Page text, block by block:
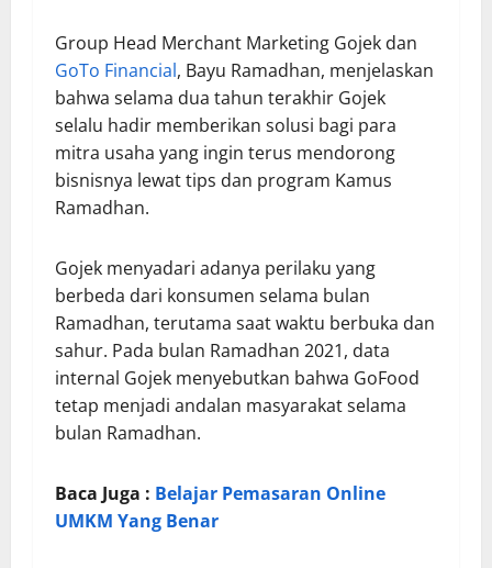
Group Head Merchant Marketing Gojek dan
GoTo Financial, Bayu Ramadhan, menjelaskan
bahwa selama dua tahun terakhir Gojek
selalu hadir memberikan solusi bagi para
mitra usaha yang ingin terus mendorong
bisnisnya lewat tips dan program Kamus
Ramadhan.
Gojek menyadari adanya perilaku yang
berbeda dari konsumen selama bulan
Ramadhan, terutama saat waktu berbuka dan
sahur. Pada bulan Ramadhan 2021, data
internal Gojek menyebutkan bahwa GoFood
tetap menjadi andalan masyarakat selama
bulan Ramadhan.
Baca Juga : Belajar Pemasaran Online
UMKM Yang Benar